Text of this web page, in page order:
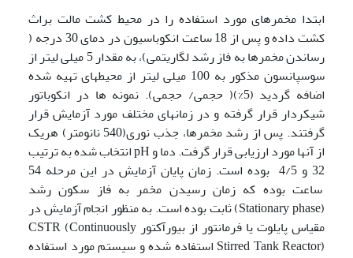
ابتدا مخمرهای مورد استفاده را در محیط کشت مالت براث
کشت داده و پس از 18 ساعت انکوباسیون در دمای 30 درجه (
رساندن مخمرها به فاز رشد لگاریتمی)، به مقدار 5 میلی لیتر از
سوسپانسون مذکور به 100 میلی لیتر از محیطهای تهیه شده
اضافه گردید (5%)( حجمی/ حجمی). نمونه ها در انکوباتور
شیکردار قرار گرفته و در زمانهای مختلف مورد آزمایش قرار
گرفتند. پس از رشد مخمرها، جذب نوری(540 نانومتر) هریک
از آنها مورد ارزیابی قرار گرفت. دما و pH انتخاب شده به ترتیب
32 و 4/5 بوده است. زمان پایان آزمایش در این مرحله 54
ساعت بوده که زمان رسیدن مخمر به فاز سکون رشد
(Stationary phase) ثابت بوده است. به منظور انجام آزمایش در
مقیاس پایلوت یا فرمانتور از بیورآکتور CSTR (Continuously
Stirred Tank Reactor) استفاده شده و سیستم مورد استفاده